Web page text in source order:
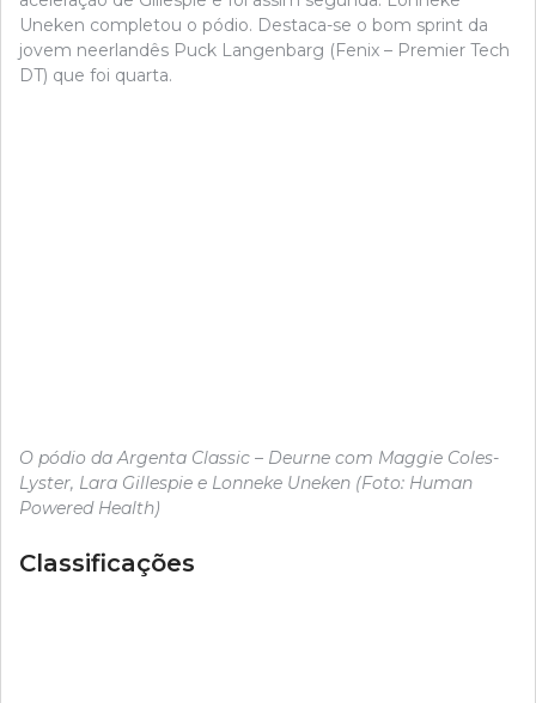
Uneken completou o pódio. Destaca-se o bom sprint da
jovem neerlandês Puck Langenbarg (Fenix – Premier Tech
DT) que foi quarta.
O pódio da Argenta Classic – Deurne com Maggie Coles-
Lyster, Lara Gillespie e Lonneke Uneken (Foto: Human
Powered Health)
Classificações